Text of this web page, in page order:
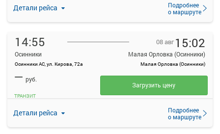
Детали рейса
Подробнее
о маршруте
14:55
Осинники
Осинники АС, ул. Кирова, 72а
08 авг 15:02
Малая Орловка (Осинники)
Малая Орловка (Осинники)
Детали рейса
Подробнее
о маршруте
— руб.
ТРАНЗИТ
Загрузить цену